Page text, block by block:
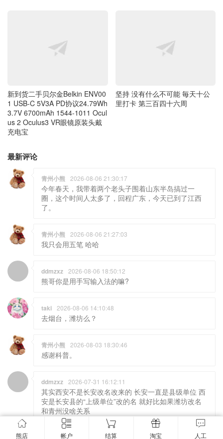
1 USB-C 5V3A PD协议24.79Wh
3.7V 6700mAh 1544-1011 Ocul
us 2 Oculus3 VR眼镜原装头戴
充电宝
里打卡 第三百四十六周
今年春天，我带着两个老头子围着山东半岛搞过一
圈，这个时间人太多了，回程广东，今天已到了江西
了。
我只会用五笔 哈哈
熊哥你是用手写输入法的嘛?
去烟台，潍坊么？
感谢科普。
其实西安不是长安改名改来的 长安一直是县级单位 西
安是长安县的“上级单位”改的名 就好比如果潍坊改名
和青州没啥关系
2026-07-30 15:06:31
熊店 帐户 结算 淘宝 人工